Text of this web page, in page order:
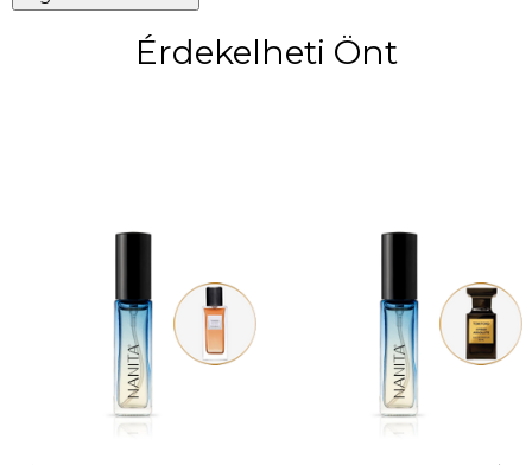
Érdekelheti Önt